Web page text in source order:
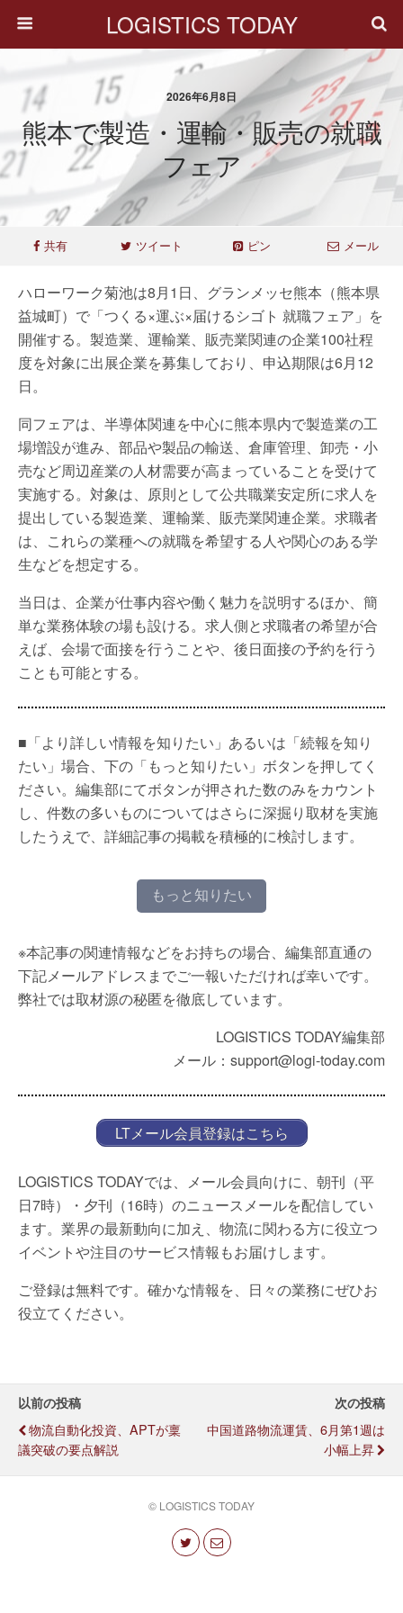
LOGISTICS TODAY
2026年6月8日
熊本で製造・運輸・販売の就職
フェア
共有 ツイート ピン メール
ハローワーク菊池は8月1日、グランメッセ熊本（熊本県
益城町）で「つくる×運ぶ×届けるシゴト 就職フェア」を
開催する。製造業、運輸業、販売業関連の企業100社程
度を対象に出展企業を募集しており、申込期限は6月12
日。
同フェアは、半導体関連を中心に熊本県内で製造業の工
場増設が進み、部品や製品の輸送、倉庫管理、卸売・小
売など周辺産業の人材需要が高まっていることを受けて
実施する。対象は、原則として公共職業安定所に求人を
提出している製造業、運輸業、販売業関連企業。求職者
は、これらの業種への就職を希望する人や関心のある学
生などを想定する。
当日は、企業が仕事内容や働く魅力を説明するほか、簡
単な業務体験の場も設ける。求人側と求職者の希望が合
えば、会場で面接を行うことや、後日面接の予約を行う
ことも可能とする。
■「より詳しい情報を知りたい」あるいは「続報を知り
たい」場合、下の「もっと知りたい」ボタンを押してく
ださい。編集部にてボタンが押された数のみをカウント
し、件数の多いものについてはさらに深掘り取材を実施
したうえで、詳細記事の掲載を積極的に検討します。
もっと知りたい
※本記事の関連情報などをお持ちの場合、編集部直通の
下記メールアドレスまでご一報いただければ幸いです。
弊社では取材源の秘匿を徹底しています。
LOGISTICS TODAY編集部
メール：support@logi-today.com
LTメール会員登録はこちら
LOGISTICS TODAYでは、メール会員向けに、朝刊（平
日7時）・夕刊（16時）のニュースメールを配信してい
ます。業界の最新動向に加え、物流に関わる方に役立つ
イベントや注目のサービス情報もお届けします。
ご登録は無料です。確かな情報を、日々の業務にぜひお
役立てください。
以前の投稿
物流自動化投資、APTが稟
議突破の要点解説
次の投稿
中国道路物流運賃、6月第1週は
小幅上昇
© LOGISTICS TODAY